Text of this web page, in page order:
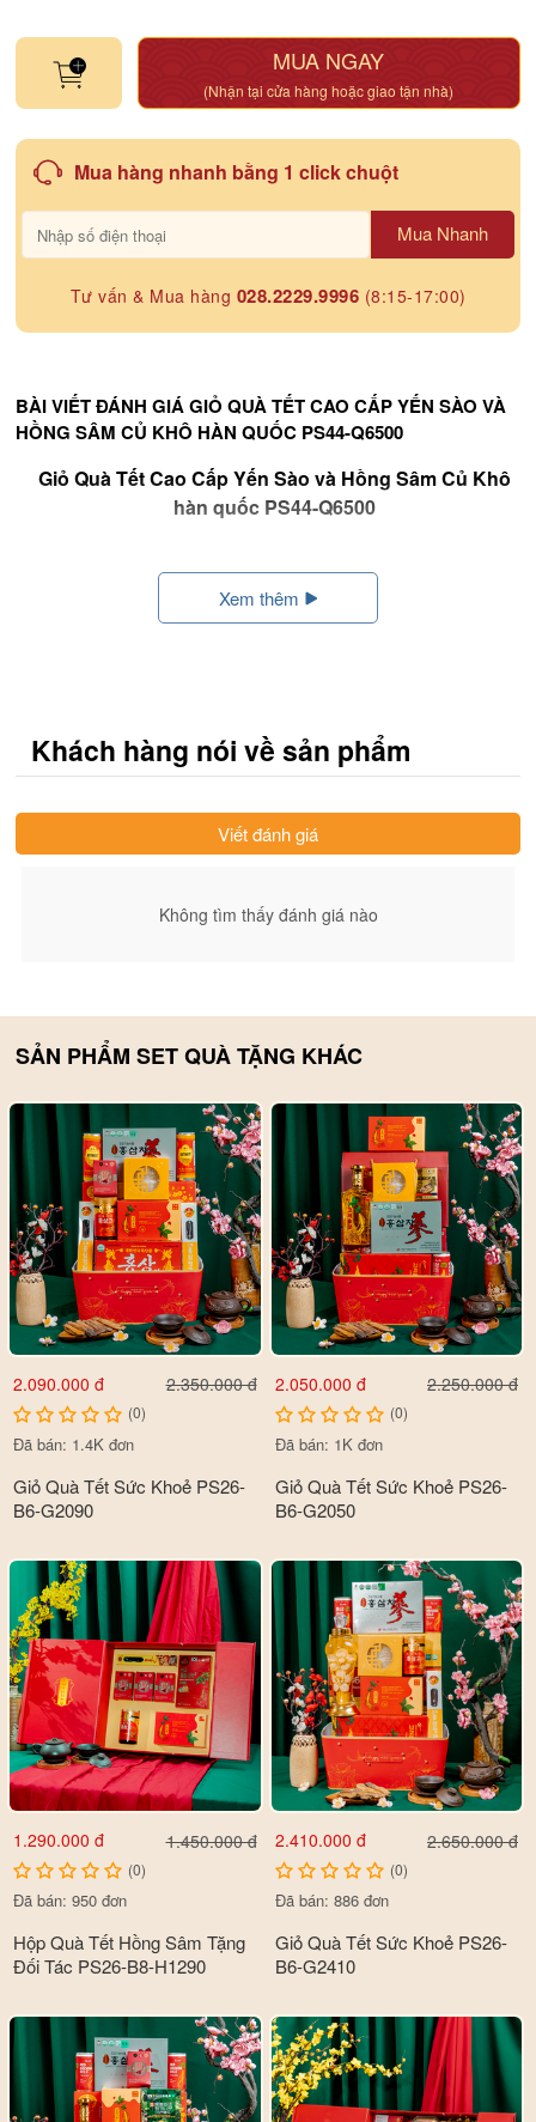
MUA NGAY
(Nhận tại cửa hàng hoặc giao tận nhà)
Mua hàng nhanh bằng 1 click chuột
Mua Nhanh
Tư vấn & Mua hàng 028.2229.9996 (8:15-17:00)
BÀI VIẾT ĐÁNH GIÁ GIỎ QUÀ TẾT CAO CẤP YẾN SÀO VÀ
HỒNG SÂM CỦ KHÔ HÀN QUỐC PS44-Q6500
Giỏ Quà Tết Cao Cấp Yến Sào và Hồng Sâm Củ Khô
hàn quốc PS44-Q6500
Xem thêm
Khách hàng nói về sản phẩm
Viết đánh giá
Không tìm thấy đánh giá nào
SẢN PHẨM SET QUÀ TẶNG KHÁC
2.090.000 đ 2.350.000 đ
(0)
Đã bán: 1.4K đơn
Giỏ Quà Tết Sức Khoẻ PS26-
B6-G2090
2.050.000 đ 2.250.000 đ
(0)
Đã bán: 1K đơn
Giỏ Quà Tết Sức Khoẻ PS26-
B6-G2050
1.290.000 đ 1.450.000 đ
(0)
Đã bán: 950 đơn
Hộp Quà Tết Hồng Sâm Tặng
Đối Tác PS26-B8-H1290
2.410.000 đ 2.650.000 đ
(0)
Đã bán: 886 đơn
Giỏ Quà Tết Sức Khoẻ PS26-
B6-G2410